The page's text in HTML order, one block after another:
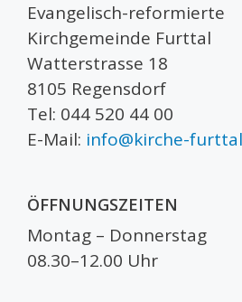
Evangelisch-reformierte
Kirchgemeinde Furttal
Watterstrasse 18
8105 Regensdorf
Tel: 044 520 44 00
E-Mail: info@kirche-
ÖFFNUNGSZEITEN
Montag – Donnerstag
08.30–12.00 Uhr